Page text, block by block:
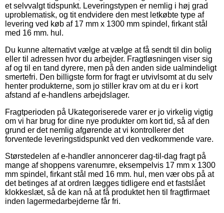
et selvvalgt tidspunkt. Leveringstypen er nemlig i høj grad
uproblematisk, og tit endvidere den mest letkøbte type af
levering ved køb af 17 mm x 1300 mm spindel, firkant stål
med 16 mm. hul.
Du kunne alternativt vælge at vælge at få sendt til din bolig
eller til adressen hvor du arbejder. Fragtløsningen viser sig
af og til en tand dyrere, men på den anden side ualmindeligt
smertefri. Den billigste form for fragt er utvivlsomt at du selv
henter produkterne, som jo stiller krav om at du er i kort
afstand af e-handlens arbejdslager.
Fragtperioden på Ukategoriserede varer er jo virkelig vigtig
om vi har brug for dine nye produkter om kort tid, så af den
grund er det nemlig afgørende at vi kontrollerer det
forventede leveringstidspunkt ved den vedkommende vare.
Størstedelen af e-handler annoncerer dag-til-dag fragt på
mange af shoppens varenumre, eksempelvis 17 mm x 1300
mm spindel, firkant stål med 16 mm. hul, men vær obs på at
det betinges af at ordren lægges tidligere end et fastslået
klokkeslæt, så de kan nå at få produktet hen til fragtfirmaet
inden lagermedarbejderne får fri.